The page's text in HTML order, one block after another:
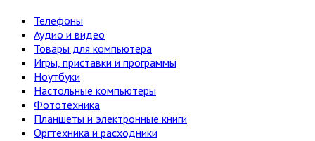
Телефоны
Аудио и видео
Товары для компьютера
Игры, приставки и программы
Ноутбуки
Настольные компьютеры
Фототехника
Планшеты и электронные книги
Оргтехника и расходники